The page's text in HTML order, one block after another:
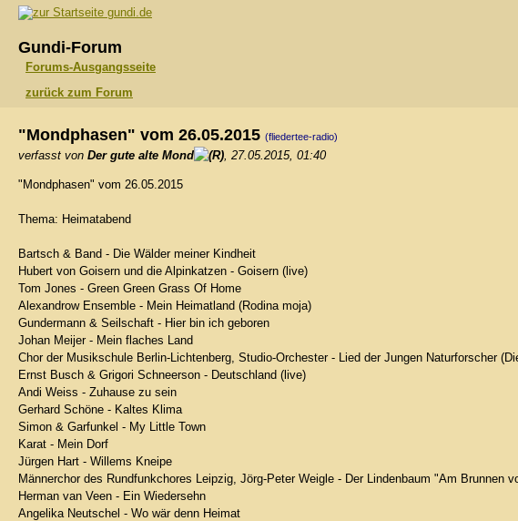
gundi.de
Gundi-Forum
Forums-Ausgangsseite
zurück zum Forum
"Mondphasen" vom 26.05.2015 (fliedertee-radio)
verfasst von Der gute alte Mond , 27.05.2015, 01:40
"Mondphasen" vom 26.05.2015
Thema: Heimatabend
Bartsch & Band - Die Wälder meiner Kindheit
Hubert von Goisern und die Alpinkatzen - Goisern (live)
Tom Jones - Green Green Grass Of Home
Alexandrow Ensemble - Mein Heimatland (Rodina moja)
Gundermann & Seilschaft - Hier bin ich geboren
Johan Meijer - Mein flaches Land
Chor der Musikschule Berlin-Lichtenberg, Studio-Orchester - Lied der Jungen Naturforscher
Ernst Busch & Grigori Schneerson - Deutschland (live)
Andi Weiss - Zuhause zu sein
Gerhard Schöne - Kaltes Klima
Simon & Garfunkel - My Little Town
Karat - Mein Dorf
Jürgen Hart - Willems Kneipe
Männerchor des Rundfunkchores Leipzig, Jörg-Peter Weigle - Der Lindenbaum "Am Brunnen
Herman van Veen - Ein Wiedersehn
Angelika Neutschel - Wo wär denn Heimat